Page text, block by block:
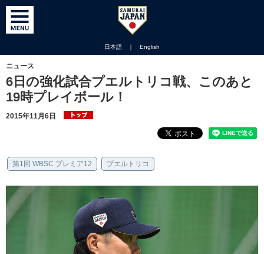
日本語 ｜ English
ニュース
6日の強化試合プエルトリコ戦、このあと
19時プレイボール！
2015年11月6日
第1回 WBSC プレミア12 プエルトリコ